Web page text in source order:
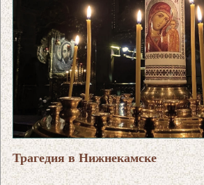
Трагедия в Нижнекамске